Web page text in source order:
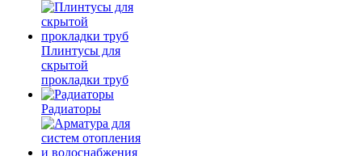
Плинтусы для
скрытой
прокладки труб
Радиаторы